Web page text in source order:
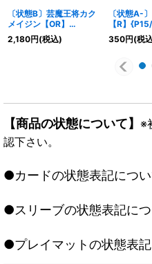
〔状態B〕芸魔王将カク
メイジン【OR】
{23RP32B/22}《多》
2,180円(税込)
〔状態A-
【R】
350円(税
【商品の状態について】 ※
認下さい。
●カードの状態表記につ
●スリーブの状態表記に
●プレイマットの状態表